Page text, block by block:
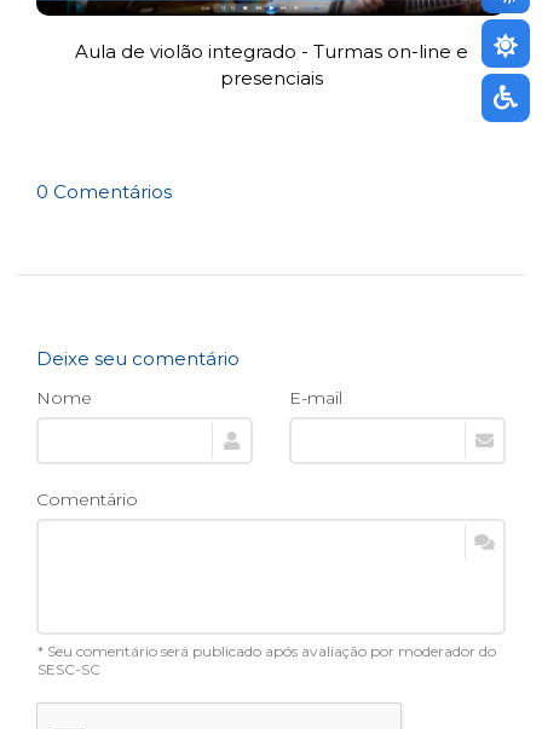
Aula de violão integrado - Turmas on-line e
presenciais
0 Comentários
Deixe seu comentário
Nome E-mail
Comentário
* Seu comentário será publicado após avaliação por moderador do
SESC-SC